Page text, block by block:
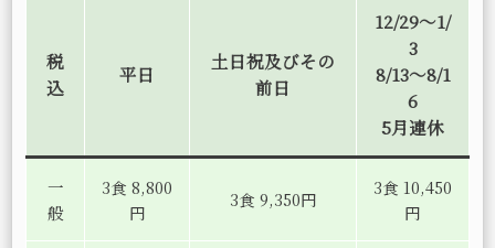
税
込
平日
土日祝及びその
前日
12/29～1/
3
8/13～8/1
6
5月連休
一
般
3食 8,800
円
3食 9,350円
3食 10,450
円